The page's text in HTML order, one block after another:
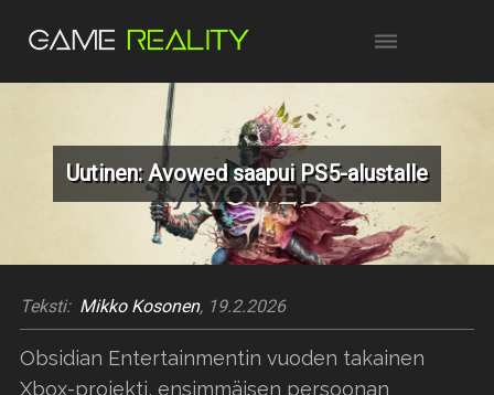
Uutinen: Avowed saapui PS5-alustalle
Teksti: Mikko Kosonen, 19.2.2026
Obsidian Entertainmentin vuoden takainen
Xbox-projekti, ensimmäisen persoonan